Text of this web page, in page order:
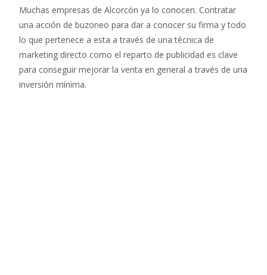
Muchas empresas de Alcorcón ya lo conocen. Contratar
una acción de buzoneo para dar a conocer su firma y todo
lo que pertenece a esta a través de una técnica de
marketing directo como el reparto de publicidad es clave
para conseguir mejorar la venta en general a través de una
inversión mínima.